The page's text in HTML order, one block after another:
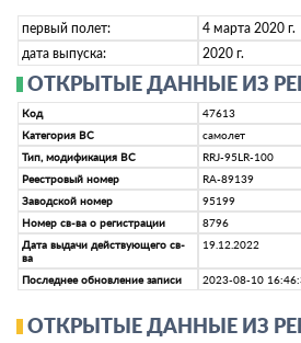
первый полет:
4 марта 2020 г.
дата выпуска:
2020 г.
ОТКРЫТЫЕ ДАННЫЕ ИЗ
Код
47613
Категория ВС
самолет
Тип, модификация ВС
RRJ-95LR-100
Реестровый номер
RA-89139
Заводской номер
95199
Номер св-ва о регистрации
8796
Дата выдачи действующего св-
ва
19.12.2022
Последнее обновление записи 2023-08-10
ОТКРЫТЫЕ ДАННЫЕ ИЗ